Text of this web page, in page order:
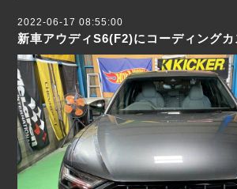
2022-06-17 08:55:00
新車アウディS6(F2)にコーディングカ